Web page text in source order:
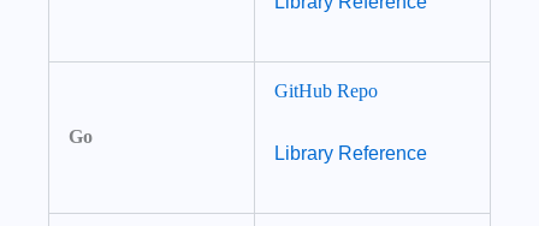
Go
GitHub Repo
Library Reference